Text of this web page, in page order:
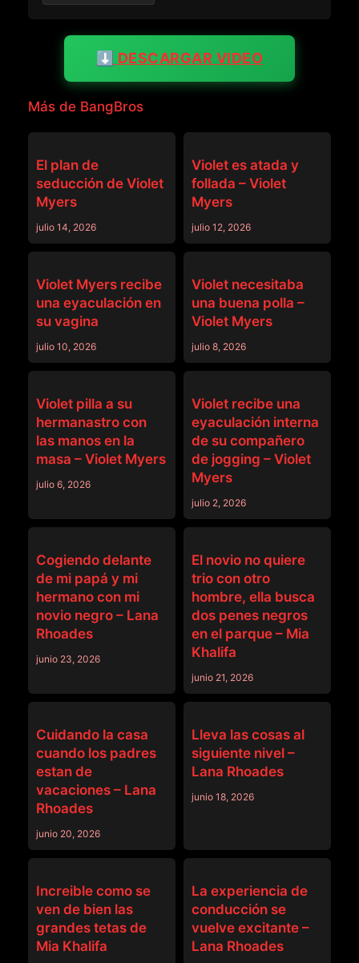
⬇️ DESCARGAR VIDEO
Más de BangBros
El plan de
seducción de Violet
Myers
julio 14, 2026
Violet es atada y
follada – Violet
Myers
julio 12, 2026
Violet Myers recibe
una eyaculación en
su vagina
julio 10, 2026
Violet necesitaba
una buena polla –
Violet Myers
julio 8, 2026
Violet pilla a su
hermanastro con
las manos en la
masa – Violet Myers
julio 6, 2026
Violet recibe una
eyaculación interna
de su compañero
de jogging – Violet
Myers
julio 2, 2026
Cogiendo delante
de mi papá y mi
hermano con mi
novio negro – Lana
Rhoades
junio 23, 2026
El novio no quiere
trio con otro
hombre, ella busca
dos penes negros
en el parque – Mia
Khalifa
junio 21, 2026
Cuidando la casa
cuando los padres
estan de
vacaciones – Lana
Rhoades
junio 20, 2026
Lleva las cosas al
siguiente nivel –
Lana Rhoades
junio 18, 2026
Increible como se
ven de bien las
grandes tetas de
Mia Khalifa
La experiencia de
conducción se
vuelve excitante –
Lana Rhoades